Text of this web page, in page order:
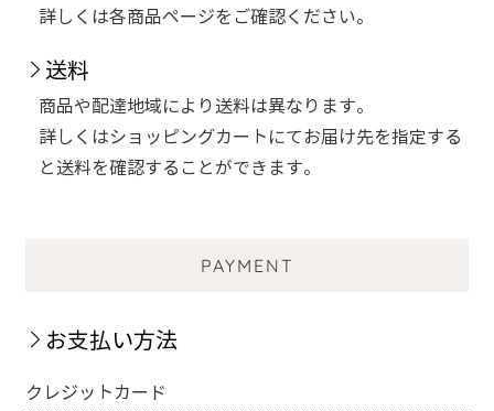
詳しくは各商品ページをご確認ください。
送料
商品や配達地域により送料は異なります。
詳しくはショッピングカートにてお届け先を指定する
と送料を確認することができます。
PAYMENT
お支払い方法
クレジットカード